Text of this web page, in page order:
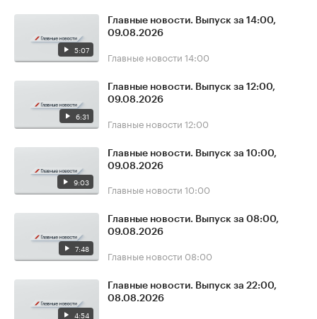
5:07
Главные новости. Выпуск за 14:00,
09.08.2026
Главные новости 14:00
6:31
Главные новости. Выпуск за 12:00,
09.08.2026
Главные новости 12:00
9:03
Главные новости. Выпуск за 10:00,
09.08.2026
Главные новости 10:00
7:48
Главные новости. Выпуск за 08:00,
09.08.2026
Главные новости 08:00
4:54
Главные новости. Выпуск за 22:00,
08.08.2026